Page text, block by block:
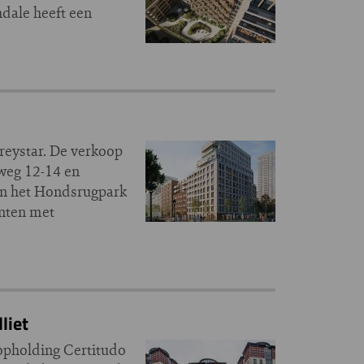
heeft een
De verkoop
12-14 en
het Hondsrugpark
met
Certitudo